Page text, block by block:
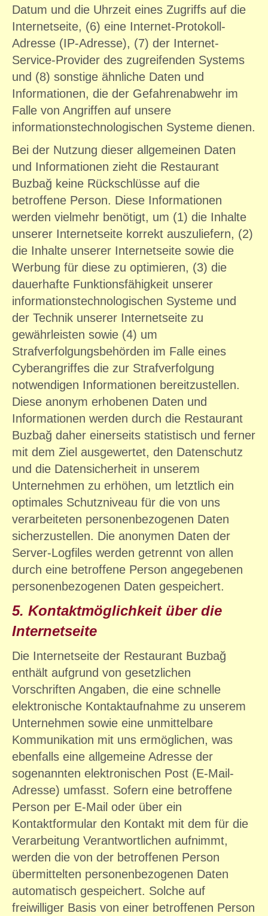
Datum und die Uhrzeit eines Zugriffs auf die
Internetseite, (6) eine Internet-Protokoll-
Adresse (IP-Adresse), (7) der Internet-
Service-Provider des zugreifenden Systems
und (8) sonstige ähnliche Daten und
Informationen, die der Gefahrenabwehr im
Falle von Angriffen auf unsere
informationstechnologischen Systeme dienen.
Bei der Nutzung dieser allgemeinen Daten
und Informationen zieht die Restaurant
Buzbağ keine Rückschlüsse auf die
betroffene Person. Diese Informationen
werden vielmehr benötigt, um (1) die Inhalte
unserer Internetseite korrekt auszuliefern, (2)
die Inhalte unserer Internetseite sowie die
Werbung für diese zu optimieren, (3) die
dauerhafte Funktionsfähigkeit unserer
informationstechnologischen Systeme und
der Technik unserer Internetseite zu
gewährleisten sowie (4) um
Strafverfolgungsbehörden im Falle eines
Cyberangriffes die zur Strafverfolgung
notwendigen Informationen bereitzustellen.
Diese anonym erhobenen Daten und
Informationen werden durch die Restaurant
Buzbağ daher einerseits statistisch und ferner
mit dem Ziel ausgewertet, den Datenschutz
und die Datensicherheit in unserem
Unternehmen zu erhöhen, um letztlich ein
optimales Schutzniveau für die von uns
verarbeiteten personenbezogenen Daten
sicherzustellen. Die anonymen Daten der
Server-Logfiles werden getrennt von allen
durch eine betroffene Person angegebenen
personenbezogenen Daten gespeichert.
5. Kontaktmöglichkeit über die
Internetseite
Die Internetseite der Restaurant Buzbağ
enthält aufgrund von gesetzlichen
Vorschriften Angaben, die eine schnelle
elektronische Kontaktaufnahme zu unserem
Unternehmen sowie eine unmittelbare
Kommunikation mit uns ermöglichen, was
ebenfalls eine allgemeine Adresse der
sogenannten elektronischen Post (E-Mail-
Adresse) umfasst. Sofern eine betroffene
Person per E-Mail oder über ein
Kontaktformular den Kontakt mit dem für die
Verarbeitung Verantwortlichen aufnimmt,
werden die von der betroffenen Person
übermittelten personenbezogenen Daten
automatisch gespeichert. Solche auf
freiwilliger Basis von einer betroffenen Person